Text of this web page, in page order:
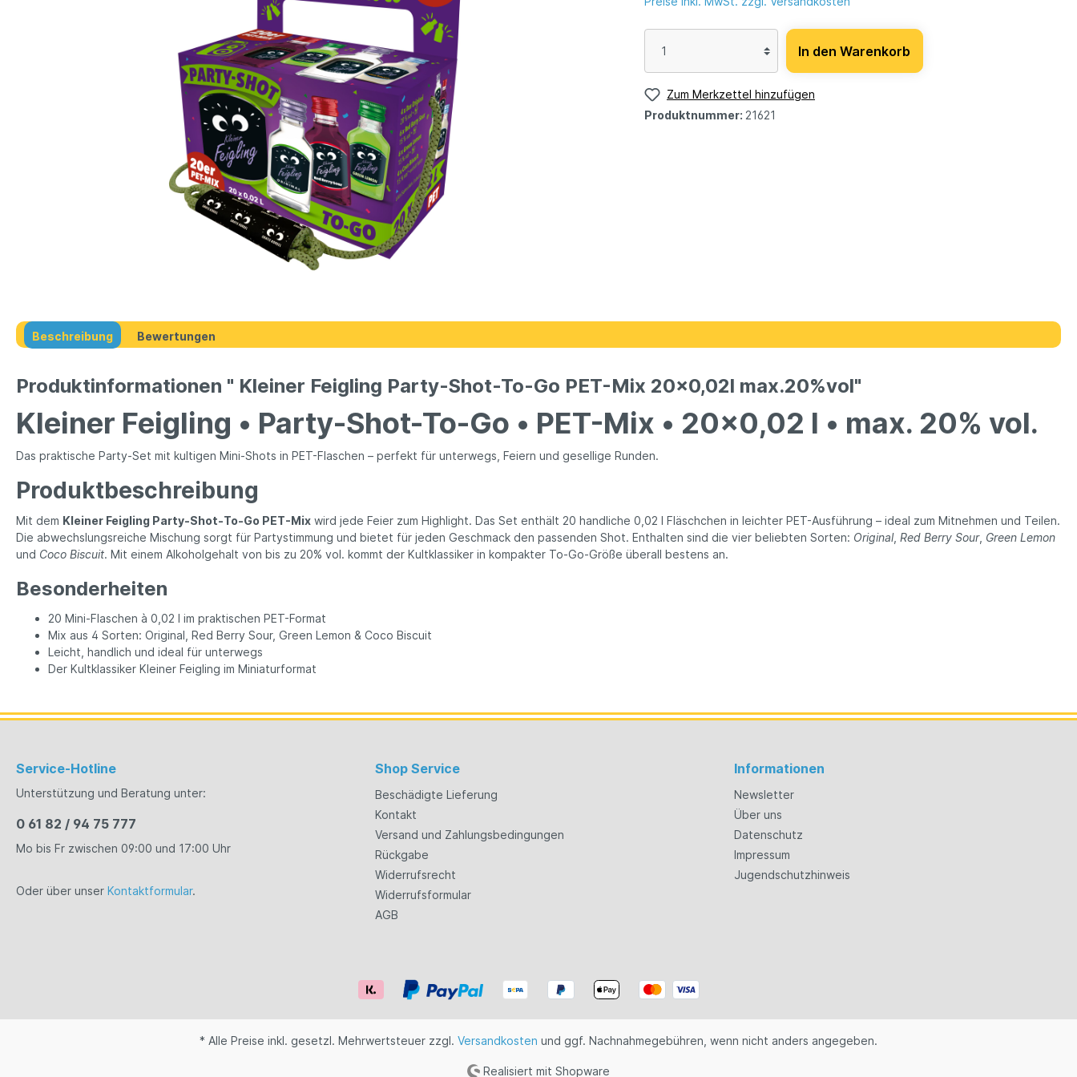
In den Warenkorb
Zum Merkzettel hinzufügen
Produktnummer: 21621
Beschreibung Bewertungen
Produktinformationen " Kleiner Feigling Party-Shot-To-Go PET-Mix 20x0,02l max.20%vol"
Kleiner Feigling • Party-Shot-To-Go • PET-Mix • 20x0,02 l • max. 20% vol.
Das praktische Party-Set mit kultigen Mini-Shots in PET-Flaschen – perfekt für unterwegs, Feiern und gesellige Runden.
Produktbeschreibung
Mit dem Kleiner Feigling Party-Shot-To-Go PET-Mix wird jede Feier zum Highlight. Das Set enthält 20 handliche 0,02 l Fläschchen in leichter PET-Ausführung – ideal zum Mitnehmen und Teilen.
Die abwechslungsreiche Mischung sorgt für Partystimmung und bietet für jeden Geschmack den passenden Shot. Enthalten sind die vier beliebten Sorten: Original, Red Berry Sour, Green Lemon
und Coco Biscuit. Mit einem Alkoholgehalt von bis zu 20% vol. kommt der Kultklassiker in kompakter To-Go-Größe überall bestens an.
Besonderheiten
20 Mini-Flaschen à 0,02 l im praktischen PET-Format
Mix aus 4 Sorten: Original, Red Berry Sour, Green Lemon & Coco Biscuit
Leicht, handlich und ideal für unterwegs
Der Kultklassiker Kleiner Feigling im Miniaturformat
Service-Hotline
Unterstützung und Beratung unter:
0 61 82 / 94 75 777
Mo bis Fr zwischen 09:00 und 17:00 Uhr
Oder über unser Kontaktformular.
Shop Service
Beschädigte Lieferung
Kontakt
Versand und Zahlungsbedingungen
Rückgabe
Widerrufsrecht
Widerrufsformular
AGB
Informationen
Newsletter
Über uns
Datenschutz
Impressum
Jugendschutzhinweis
* Alle Preise inkl. gesetzl. Mehrwertsteuer zzgl. Versandkosten und ggf. Nachnahmegebühren, wenn nicht anders angegeben.
Realisiert mit Shopware